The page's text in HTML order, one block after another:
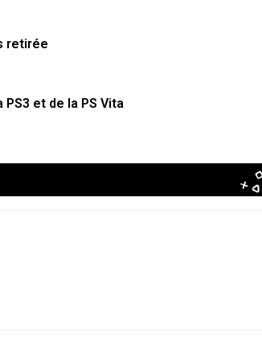
retirée
et de la PS Vita